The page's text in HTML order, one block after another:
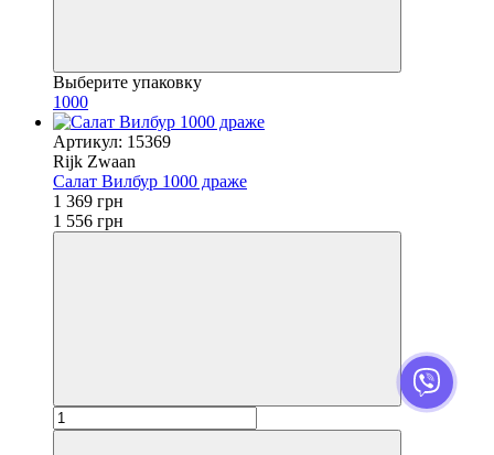
Выберите упаковку
1000
Артикул: 15369
Rijk Zwaan
Салат Вилбур 1000 драже
1 369 грн
1 556 грн